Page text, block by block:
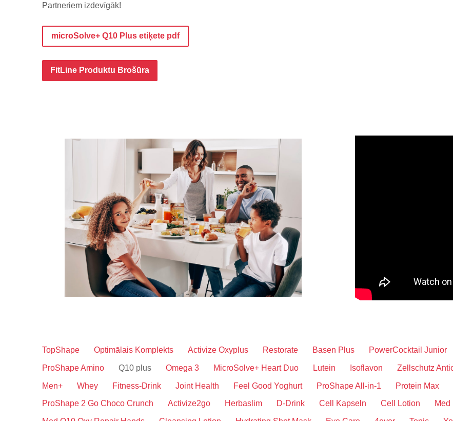
Partneriem izdevīgāk!
microSolve+ Q10 Plus etiķete pdf
FitLine Produktu Brošūra
TopShape Optimālais Komplekts Activize Oxyplus Restorate Basen Plus PowerCocktail Junior
ProShape Amino Q10 plus Omega 3 MicroSolve+ Heart Duo Lutein Isoflavon Zellschutz
Men+ Whey Fitness-Drink Joint Health Feel Good Yoghurt ProShape All-in-1 Protein Max
ProShape 2 Go Choco Crunch Activize2go Herbaslim D-Drink Cell Kapseln Cell Lotion Med